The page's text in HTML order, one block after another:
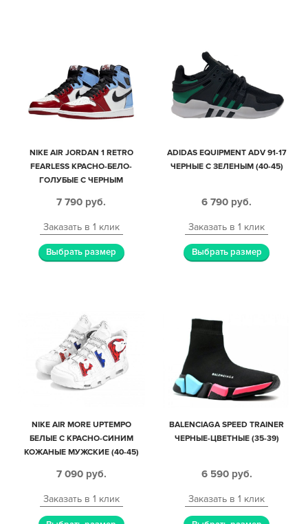
NIKE AIR JORDAN 1 RETRO
FEARLESS КРАСНО-БЕЛО-
ГОЛУБЫЕ С ЧЕРНЫМ
ЖЕНСКИЕ (35-44)
7 790 руб.
Заказать в 1 клик
Выбрать размер
ADIDAS EQUIPMENT ADV 91-17
ЧЕРНЫЕ С ЗЕЛЕНЫМ (40-45)
6 790 руб.
Заказать в 1 клик
Выбрать размер
NIKE AIR MORE UPTEMPO
БЕЛЫЕ С КРАСНО-СИНИМ
КОЖАНЫЕ МУЖСКИЕ (40-45)
7 090 руб.
Заказать в 1 клик
BALENCIAGA SPEED TRAINER
ЧЕРНЫЕ-ЦВЕТНЫЕ (35-39)
6 590 руб.
Заказать в 1 клик